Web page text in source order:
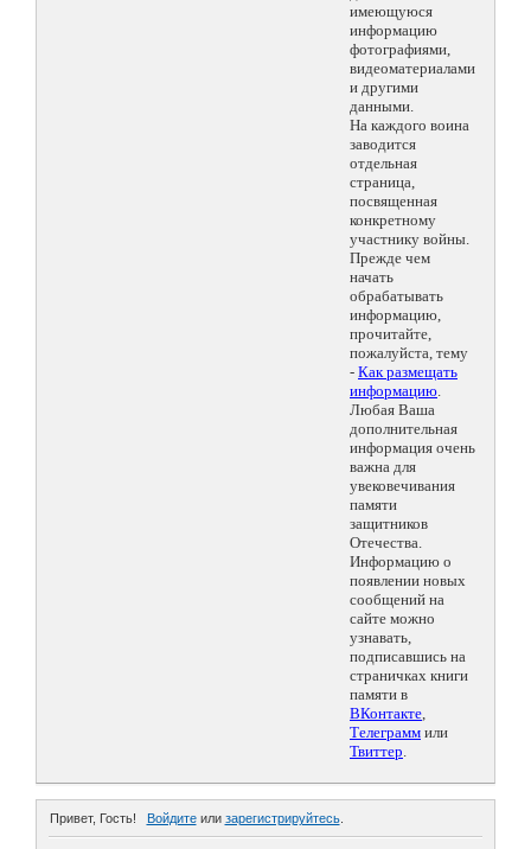
имеющуюся
информацию
фотографиями,
видеоматериалами
и другими
данными.
На каждого воина
заводится
отдельная
страница,
посвященная
конкретному
участнику войны.
Прежде чем
начать
обрабатывать
информацию,
прочитайте,
пожалуйста, тему
- Как размещать
информацию.
Любая Ваша
дополнительная
информация очень
важна для
увековечивания
памяти
защитников
Отечества.
Информацию о
появлении новых
сообщений на
сайте можно
узнавать,
подписавшись на
страничках книги
памяти в
ВКонтакте,
Телеграмм или
Твиттер.
Привет, Гость! Войдитеили зарегистрируйтесь.